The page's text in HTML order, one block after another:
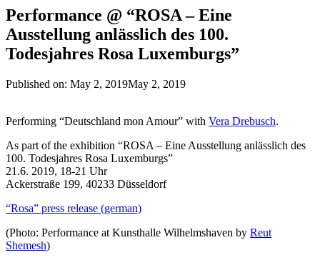
Performance @ “ROSA – Eine
Ausstellung anlässlich des 100.
Todesjahres Rosa Luxemburgs”
Published on: May 2, 2019May 2, 2019
Performing “Deutschland mon Amour” with Vera Drebusch.
As part of the exhibition “ROSA – Eine Ausstellung anlässlich des
100. Todesjahres Rosa Luxemburgs”
21.6. 2019, 18-21 Uhr
Ackerstraße 199, 40233 Düsseldorf
“Rosa” press release (german)
(Photo: Performance at Kunsthalle Wilhelmshaven by Reut
Shemesh)